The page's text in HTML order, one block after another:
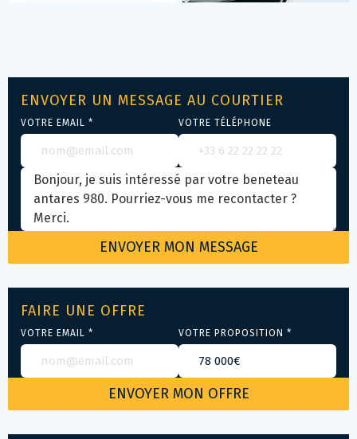
ENVOYER UN MESSAGE AU COURTIER
VOTRE EMAIL * VOTRE TÉLÉPHONE
FAIRE UNE OFFRE
VOTRE EMAIL * VOTRE PROPOSITION *